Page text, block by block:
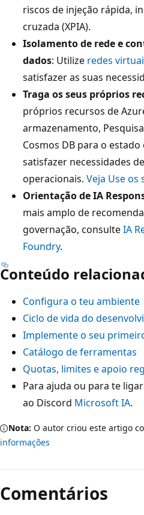
riscos de injeção rápida,
cruzada (XPIA).
Isolamento de rede e
dados: Utilize redes
satisfazer as suas
Traga os seus próprios
próprios recursos de
armazenamento,
Cosmos DB para o
satisfazer necessidades
operacionais. Veja Use
Orientação de IA
mais amplo de
governação, consulteIA
Foundry.
Conteúdo
Configura o teu ambiente
Ciclo de vida do
Implemente o seu
Catálogo de ferramentas
Quotas, limites e apoio
Para ajuda ou para te
ao Discord Microsoft IA.
Nota: O autor criou este artigo
informações
Comentários